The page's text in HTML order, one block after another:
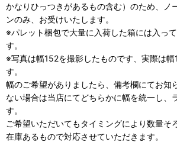
かなりひっつきがあるもの含む）のため、ノ
ンのみ、お受けいたします。
※パレット梱包で大量に入荷した箱には入っ
す。
※写真は幅152を撮影したものです、実際は幅
す。
幅のご希望がありましたら、備考欄にてお知
ない場合は当店にてどちらかに幅を統一し、
す。
ご希望いただいてもタイミングにより数量そ
在庫あるもので対応させていただきます。